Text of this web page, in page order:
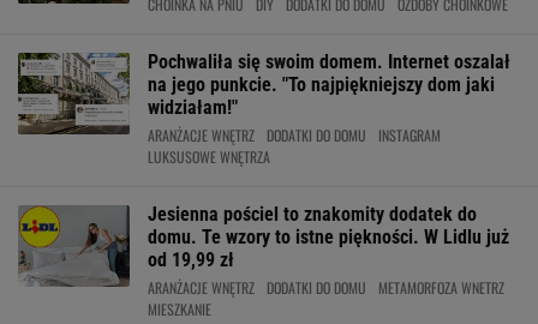
CHOINKA NA PNIU DIY DODATKI DO DOMU OZDOBY CHOINKOWE
Pochwaliła się swoim domem. Internet oszalał
na jego punkcie. "To najpiękniejszy dom jaki
widziałam!"
ARANŻACJE WNĘTRZ DODATKI DO DOMU
INSTAGRAM
LUKSUSOWE WNĘTRZA
Jesienna pościel to znakomity dodatek do
domu. Te wzory to istne piękności. W Lidlu już
od 19,99 zł
ARANŻACJE WNĘTRZ DODATKI DO DOMU
METAMORFOZA WNETRZ
MIESZKANIE